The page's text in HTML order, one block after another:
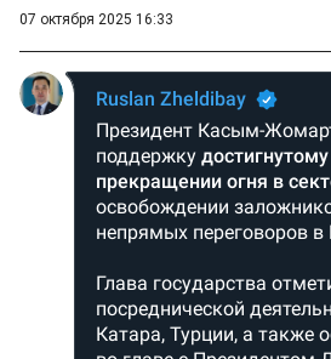
07 октября 2025 16:33